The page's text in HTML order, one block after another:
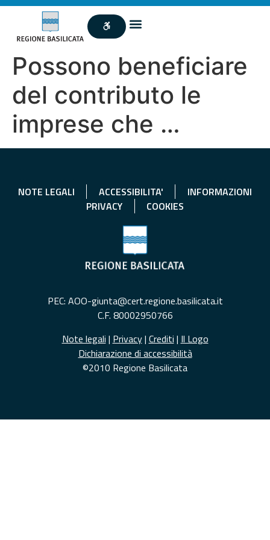
Possono beneficiare
del contributo le
imprese che …
NOTE LEGALI ACCESSIBILITA'
INFORMAZIONI
PRIVACY
COOKIES
PEC: AOO-giunta@cert.regione.basilicata.it
C.F. 80002950766
Note legali | Privacy| Crediti | Il Logo
Dichiarazione di accessibilità
©2010 Regione Basilicata